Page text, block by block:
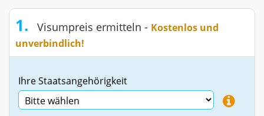
1. Visumpreis ermitteln - Kostenlos und
unverbindlich!
Ihre Staatsangehörigkeit